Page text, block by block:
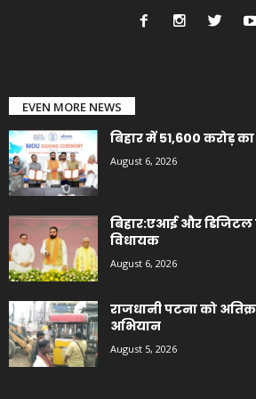
EVEN MORE NEWS
बिहार में 51,600 करोड़
August 6, 2026
बिहार:एआई और
विधायक
August 6, 2026
राजधानी पटना को
अभियान
August 5, 2026